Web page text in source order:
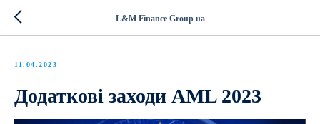
L&M Finance Group ua
11.04.2023
Додаткові заходи AML 2023